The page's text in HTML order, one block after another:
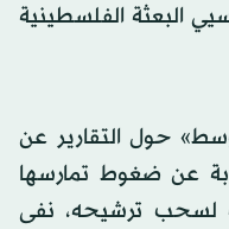
البعثة الفلسطينية
حول التقارير عن
عن ضغوط تمارسها
لسحب ترشيحه، نفى